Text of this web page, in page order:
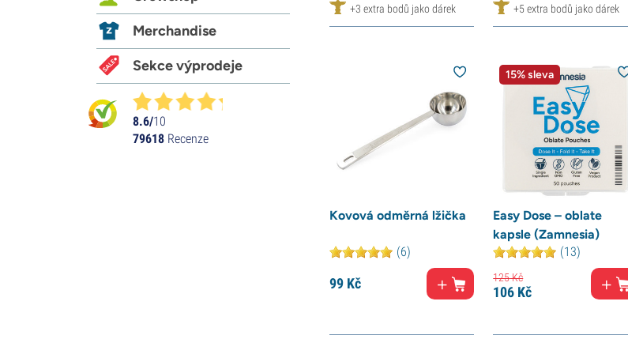
+3 extra bodů jako dárek +5 extra bodů jako dárek
Kovová odměrná lžička
(6)
99 Kč
15% sleva
Easy Dose – oblate
kapsle (Zamnesia)
(13)
125Kč
106 Kč
Merchandise
Sekce výprodeje
8.6/10
79618 Recenze